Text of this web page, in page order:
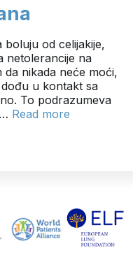
boluju od celijakije,
netolerancije na
nikada neće moći,
u kontakt sa
To podrazumeva
Read more